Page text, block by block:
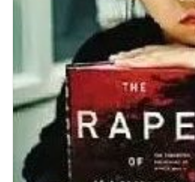
Guofan such people can say it
Guofan petition, the emperor
even if someone stood up to
or two sentences, the
that surname will not give up.
said Dog slaves you deaf I
do you pull Tseng Kuo fan you
promising people Su Shun said
say that Tseng Kuo fan was